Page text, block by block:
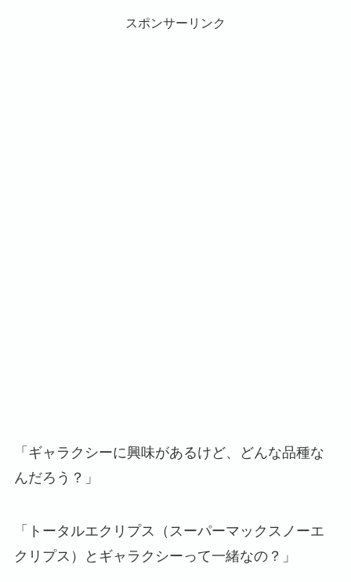
スポンサーリンク
「ギャラクシーに興味があるけど、どんな品種な
んだろう？」
「トータルエクリプス（スーパーマックスノーエ
クリプス）とギャラクシーって一緒なの？」